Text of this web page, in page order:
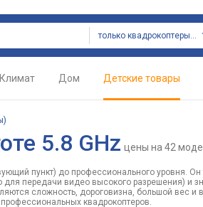
только квадрокоптеры (дроны)
Климат Дом Детские товары
5.8 GHz цены на 42
пункт) до профессионального уровня. Он
передачи видео высокого разрешения) и
сложность, дороговизна, большой вес и
квадрокоптеров.